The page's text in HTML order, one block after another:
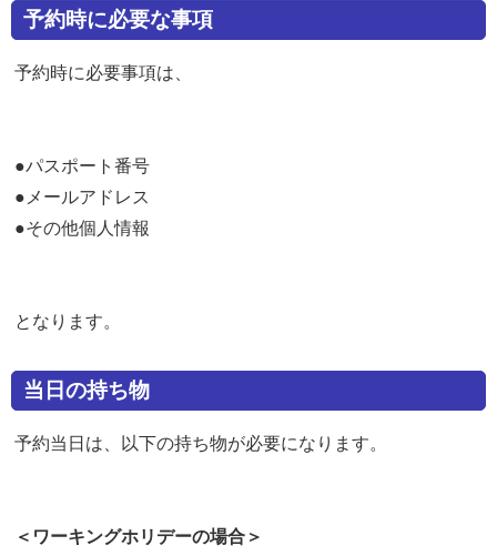
予約時に必要な事項
予約時に必要事項は、
●パスポート番号
●メールアドレス
●その他個人情報
となります。
当日の持ち物
予約当日は、以下の持ち物が必要になります。
＜ワーキングホリデーの場合＞